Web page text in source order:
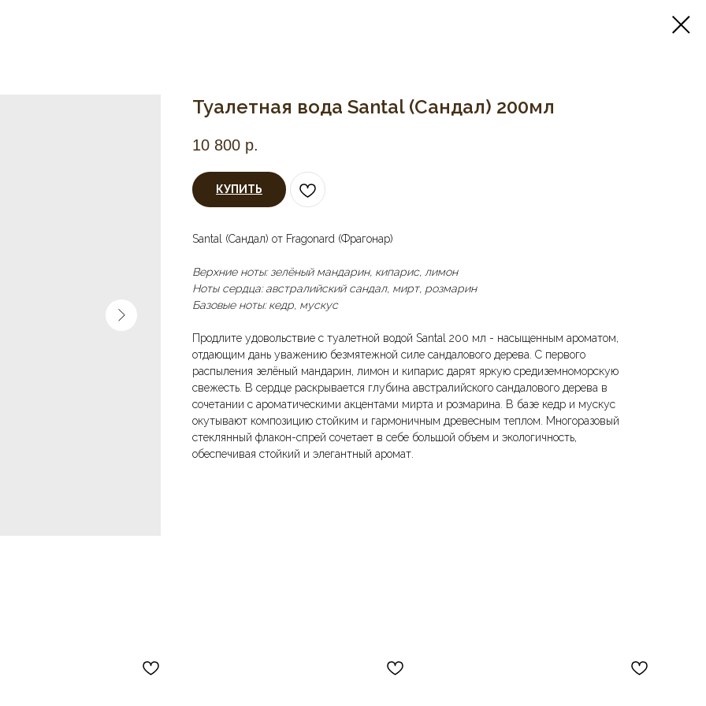
Туалетная вода Santal (Сандал) 200мл
10 800 р.
КУПИТЬ
Santal (Сандал) от Fragonard (Фрагонар)
Верхние ноты: зелёный мандарин, кипарис, лимон
Ноты сердца: австралийский сандал, мирт, розмарин
Базовые ноты: кедр, мускус
Продлите удовольствие с туалетной водой Santal 200 мл - насыщенным ароматом,
отдающим дань уважению безмятежной силе сандалового дерева. С первого
распыления зелёный мандарин, лимон и кипарис дарят яркую средиземноморскую
свежесть. В сердце раскрывается глубина австралийского сандалового дерева в
сочетании с ароматическими акцентами мирта и розмарина. В базе кедр и мускус
окутывают композицию стойким и гармоничным древесным теплом. Многоразовый
стеклянный флакон-спрей сочетает в себе большой объем и экологичность,
обеспечивая стойкий и элегантный аромат.